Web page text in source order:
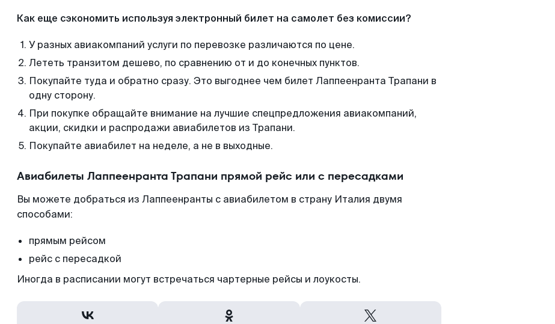
Как еще сэкономить используя электронный билет на самолет без комиссии?
У разных авиакомпаний услуги по перевозке различаются по цене.
Лететь транзитом дешево, по сравнению от и до конечных пунктов.
Покупайте туда и обратно сразу. Это выгоднее чем билет Лаппеенранта Трапани в
одну сторону.
При покупке обращайте внимание на лучшие спецпредложения авиакомпаний,
акции, скидки и распродажи авиабилетов из Трапани.
Покупайте авиабилет на неделе, а не в выходные.
Авиабилеты Лаппеенранта Трапани прямой рейс или с пересадками
Вы можете добраться из Лаппеенранты с авиабилетом в страну Италия двумя
способами:
прямым рейсом
рейс с пересадкой
Иногда в расписании могут встречаться чартерные рейсы и лоукосты.